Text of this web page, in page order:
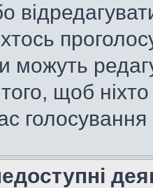
можуть
щоб
голосування